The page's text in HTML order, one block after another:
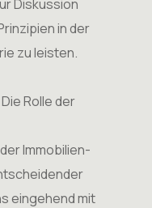
Diskussion
in der
zu leisten.
Die Rolle der
Immobilien-
eingehend mit